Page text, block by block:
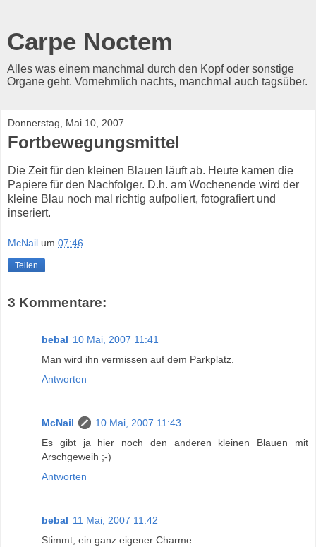
Carpe Noctem
Alles was einem manchmal durch den Kopf oder sonstige
Organe geht. Vornehmlich nachts, manchmal auch tagsüber.
Donnerstag, Mai 10, 2007
Fortbewegungsmittel
Die Zeit für den kleinen Blauen läuft ab. Heute kamen die
Papiere für den Nachfolger. D.h. am Wochenende wird der
kleine Blau noch mal richtig aufpoliert, fotografiert und
inseriert.
McNail um 07:46
Teilen
3 Kommentare:
bebal 10 Mai, 2007 11:41
Man wird ihn vermissen auf dem Parkplatz.
Antworten
McNail
10 Mai, 2007 11:43
Es gibt ja hier noch den anderen kleinen Blauen mit
Arschgeweih ;-)
Antworten
bebal 11 Mai, 2007 11:42
Stimmt, ein ganz eigener Charme.